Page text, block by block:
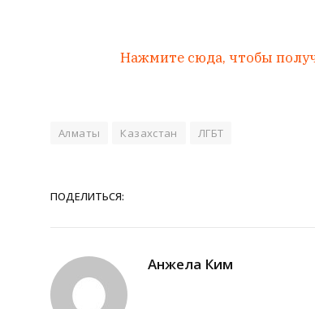
Нажмите сюда, чтобы
Алматы Казахстан ЛГБТ
ПОДЕЛИТЬСЯ:
Анжела Ким